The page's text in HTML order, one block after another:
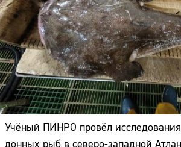
Учёный ПИНРО провёл
Адрес:
Телефон: